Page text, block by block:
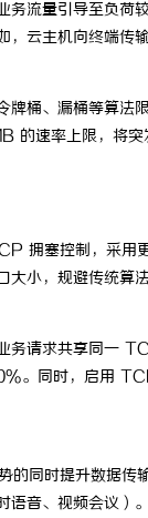
务流量引导至负荷
，云主机向终端传
牌桶、漏桶等算法
的速率上限，将
拥塞控制，采用
大小，规避传统算
务请求共享同一
。同时，启用
同时提升数据
语音、视频会议）